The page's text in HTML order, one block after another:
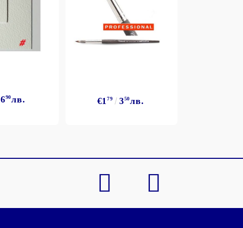
690лв. €179 350лв.